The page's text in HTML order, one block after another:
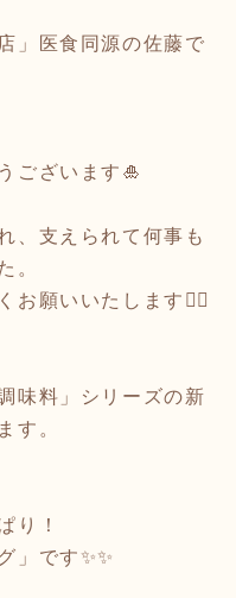
」医食同源の佐藤で
ございます🎍
、支えられて何事も
。
お願いいたします🙇‍♀️
味料」シリーズの新
す。
り！
」です✨✨